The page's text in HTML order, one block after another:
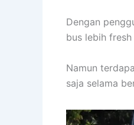
Dengan
bus lebih
Namun
saja selama